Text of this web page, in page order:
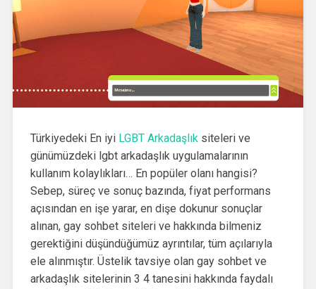
Türkiyedeki En iyi LGBT Arkadaşlıksiteleri ve
günümüzdeki lgbt arkadaşlık uygulamalarının
kullanım kolaylıkları… En popüler olanı hangisi?
Sebep, süreç ve sonuç bazında, fiyat performans
açısından en işe yarar, en dişe dokunur sonuçlar
alınan, gay sohbet siteleri ve hakkında bilmeniz
gerektiğini düşündüğümüz ayrıntılar, tüm açılarıyla
ele alınmıştır. Üstelik tavsiye olan gay sohbet ve
arkadaşlık sitelerinin 3 4 tanesini hakkında faydalı